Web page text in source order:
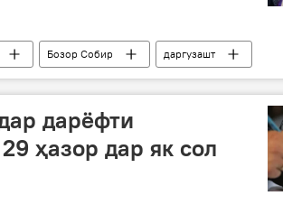
Бозор Собир даргузашт
дарёфти
ҳазор дар як сол